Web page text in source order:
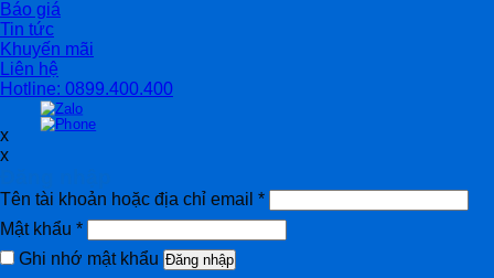
Báo giá
Tin tức
Khuyến mãi
Liên hệ
Hotline: 0899.400.400
x
x
Tên tài khoản hoặc địa chỉ email *
Mật khẩu *
Ghi nhớ mật khẩu Đăng nhập